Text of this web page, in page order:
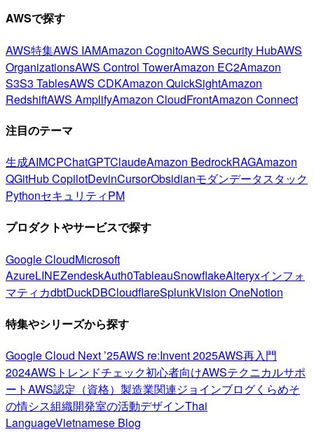
AWSで探す
AWS特集AWS IAMAmazon CognitoAWS Security HubAWS
OrganizationsAWS Control TowerAmazon EC2Amazon
S3S3 TablesAWS CDKAmazon QuickSightAmazon
RedshiftAWS AmplifyAmazon CloudFrontAmazon Connect
注目のテーマ
生成AIMCPChatGPTClaudeAmazon BedrockRAGAmazon
QGitHub CopilotDevinCursorObsidianモダンデータスタック
PythonセキュリティPM
プロダクトやサービスで探す
Google CloudMicrosoft
AzureLINEZendeskAuth0TableauSnowflakeAlteryxインフォ
マティカdbtDuckDBCloudflareSplunkVision OneNotion
特集やシリーズから探す
Google Cloud Next ’25AWS re:Invent 2025AWS再入門
2024AWSトレンドチェック初心者向けAWSテクニカルサポ
ートAWS認定（資格） 製造業関連ジョインブログくらめそ
の情シス組織開発室の活動デザインThai
LanguageVietnamese Blog